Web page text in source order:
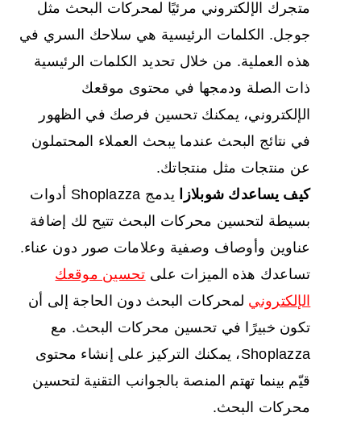
متجرك الإلكتروني مرئيًا لمحركات البحث مثل
جوجل. الكلمات الرئيسية هي سلاحك السري في
هذه العملية. من خلال تحديد الكلمات الرئيسية
ذات الصلة ودمجها في محتوى موقعك
الإلكتروني، يمكنك تحسين فرصك في الظهور
في نتائج البحث عندما يبحث العملاء المحتملون
عن منتجات مثل منتجاتك.
كيف يساعدك شوبلازا
يدمج Shoplazza أدوات
بسيطة لتحسين محركات البحث تتيح لك إضافة
عناوين وأوصاف وصفية وعلامات صور دون عناء.
تساعدك هذه الميزات على تحسين موقعك
الإلكتروني لمحركات البحث دون الحاجة إلى أن
تكون خبيرًا في تحسين محركات البحث. مع
Shoplazza، يمكنك التركيز على إنشاء محتوى
قيّم بينما تهتم المنصة بالجوانب التقنية لتحسين
محركات البحث.